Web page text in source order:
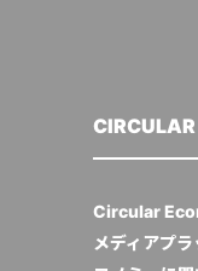
CIRCULAR
Circular
メディアプ